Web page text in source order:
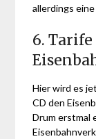
allerdings
6.
Hier wird es
CD den
Drum erstmal